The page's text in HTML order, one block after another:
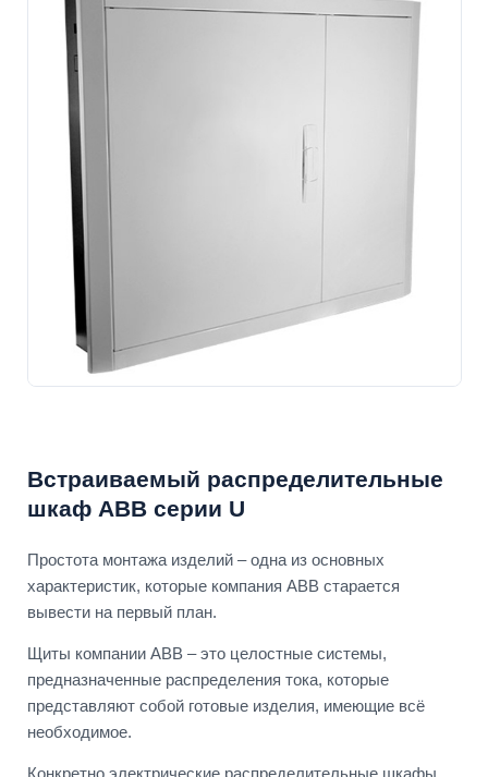
Встраиваемый распределительные
шкаф ABB серии U
Простота монтажа изделий – одна из основных
характеристик, которые компания АВВ старается
вывести на первый план.
Щиты компании АВВ – это целостные системы,
предназначенные распределения тока, которые
представляют собой готовые изделия, имеющие всё
необходимое.